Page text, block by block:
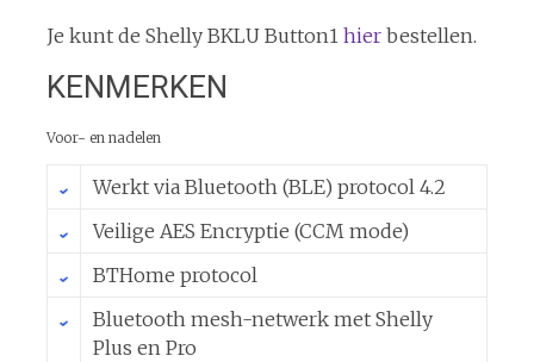
Je kunt de Shelly BKLU Button1 hierbestellen.
KENMERKEN
Voor- en nadelen
Werkt via Bluetooth (BLE) protocol 4.2
Veilige AES Encryptie (CCM mode)
BTHome protocol
Bluetooth mesh-netwerk met Shelly
Plus en Pro